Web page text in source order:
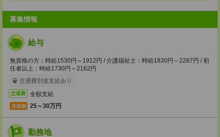
募集情報
給与
無資格の方：時給1530円～1912円 / 介護福祉士：時給1830円～2287円 / 初
任者以上：時給1730円～2162円
交通費別途支給あり
交通費 全額支給
月収例 25～30万円
勤務地